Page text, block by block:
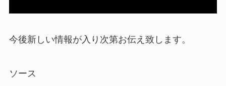
今後新しい情報が入り次第お伝え致します。
ソース